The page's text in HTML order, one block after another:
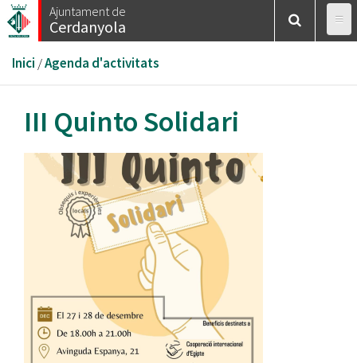
Vés
al
Ajuntament de
Cerdanyola
Esteu
aquí
Inici /Agenda d'activitats
III Quinto Solidari